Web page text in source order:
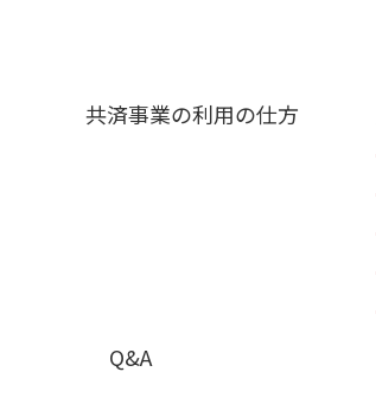
共済事業の利用の仕方
Q&A